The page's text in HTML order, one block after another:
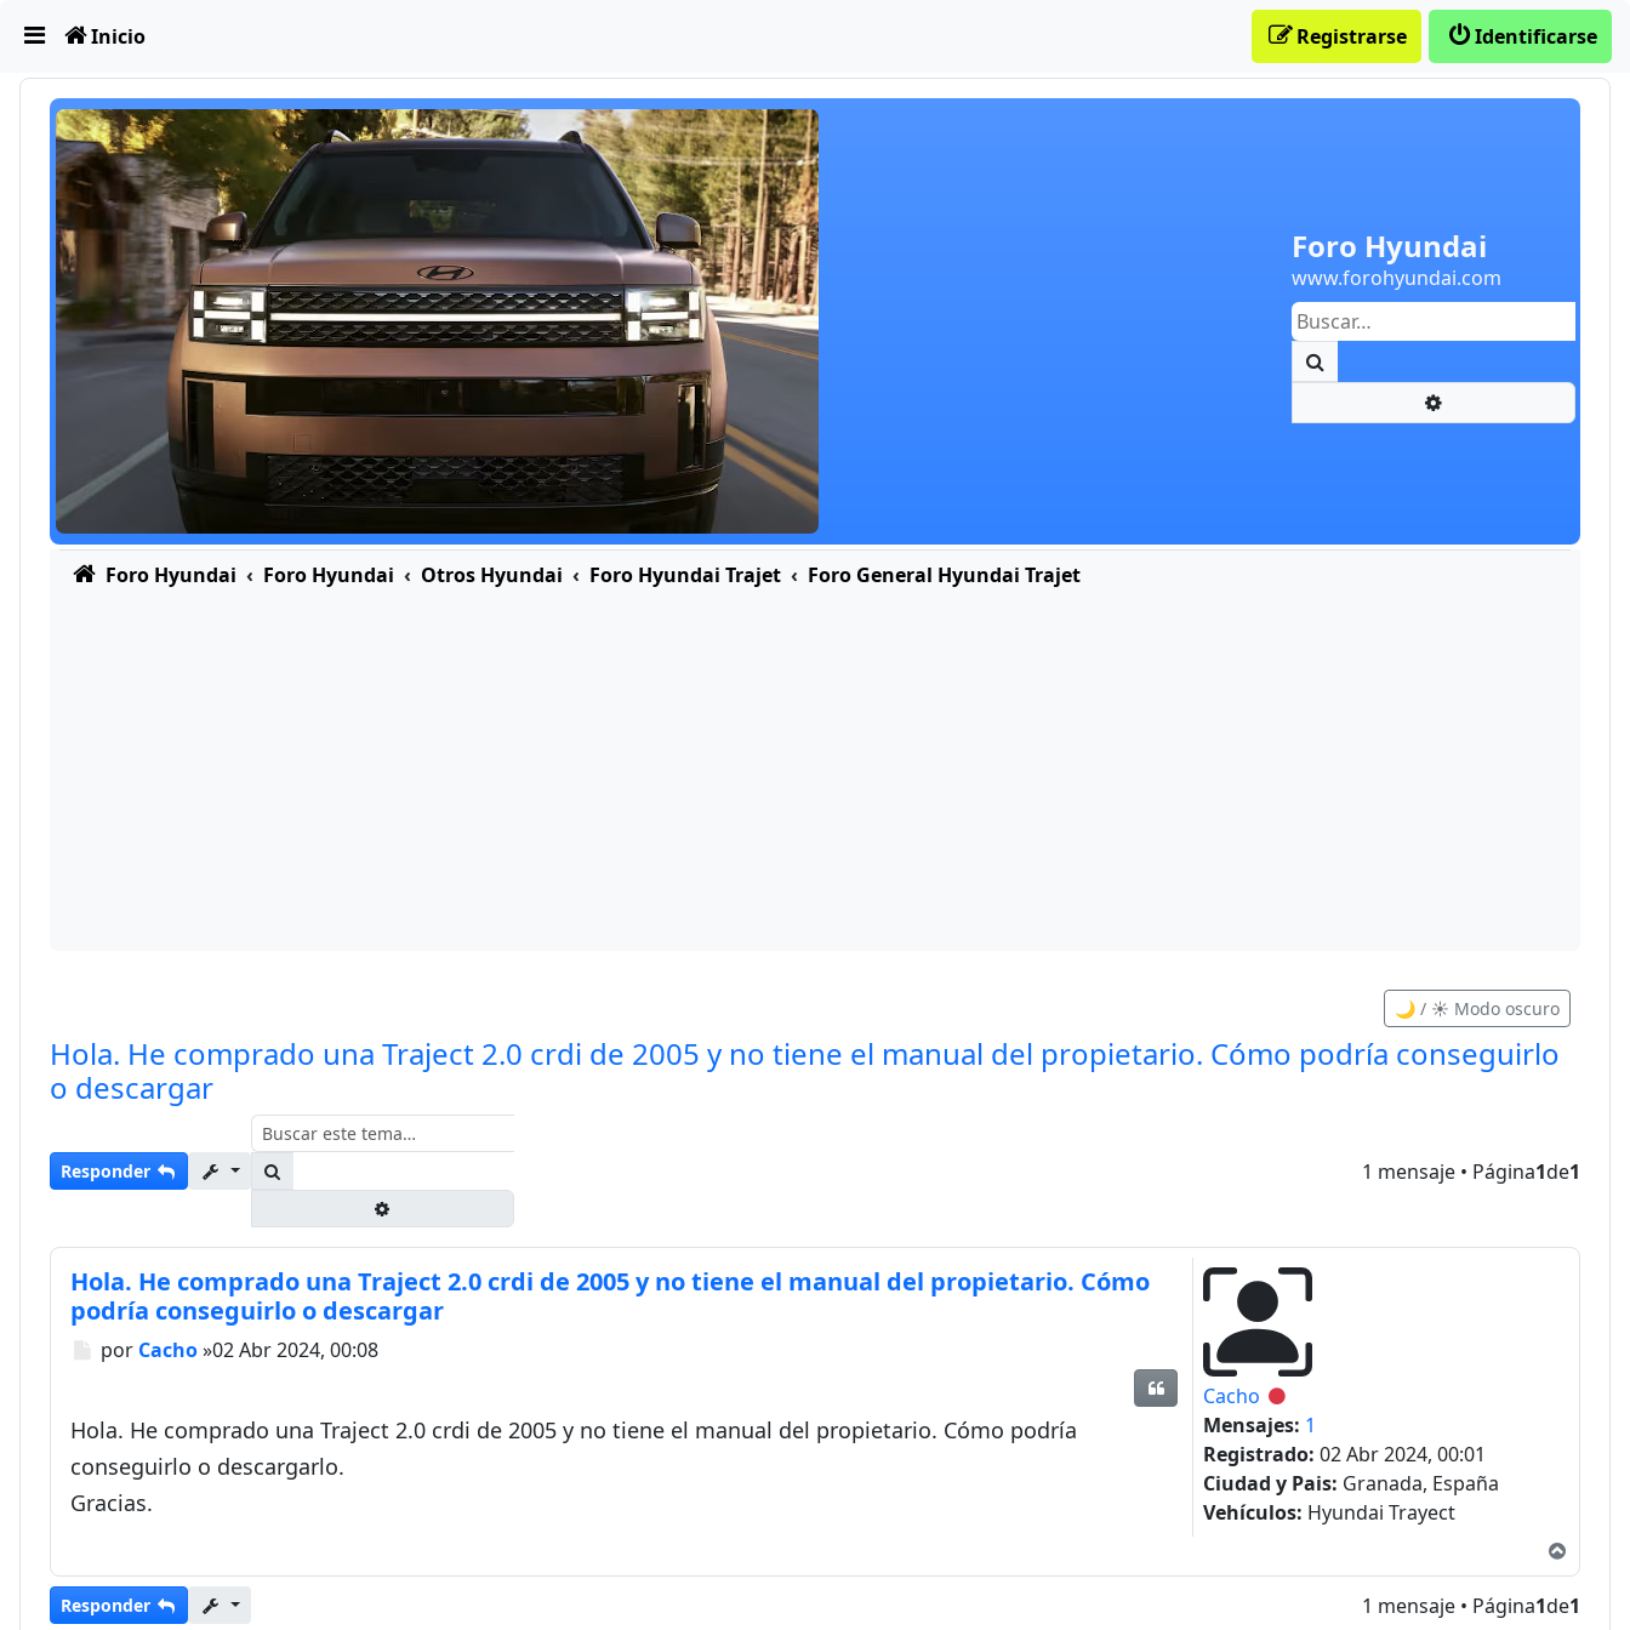
Obviar
Foro Hyundai
www.forohyundai.com
Inicio Identificarse
Registrarse
Foro Hyundai Foro Hyundai Otros Hyundai Foro Hyundai Trajet Foro General Hyundai Trajet
🌙 / ☀️ Modo oscuro
Hola. He comprado una Traject 2.0 crdi de 2005 y no tiene el manual del propietario. Cómo podría conseguirlo
o descargar
Responder 1 mensaje • Página1de1
Cacho Desconectado
Mensajes: 1
Registrado: 02 Abr 2024, 00:01
Ciudad y Pais: Granada, España
Vehículos: Hyundai Trayect
Hola. He comprado una Traject 2.0 crdi de 2005 y no tiene el manual del propietario. Cómo
podría conseguirlo o descargar
Mensaje
por Cacho»02 Abr 2024, 00:08
Hola. He comprado una Traject 2.0 crdi de 2005 y no tiene el manual del propietario. Cómo podría
conseguirlo o descargarlo.
Gracias.
Responder 1 mensaje • Página1de1